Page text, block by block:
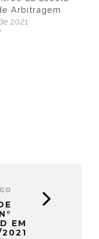
Arbitragem
2021
EM